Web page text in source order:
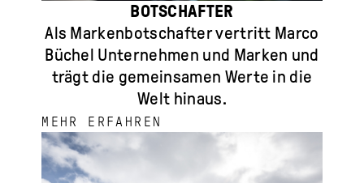
BOTSCHAFTER
Als Markenbotschafter vertritt Marco
Büchel Unternehmen und Marken und
trägt die gemeinsamen Werte in die
Welt hinaus.
MEHR ERFAHREN